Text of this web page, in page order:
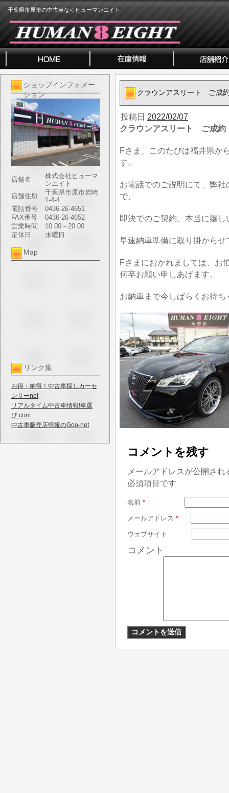
千葉県市原市の中古車ならヒューマンエイト
ショップインフォメー
ション
店舗名
株式会社ヒューマ
ンエイト
店舗住所
千葉県市原市岩崎
1-4-4
電話番号
0436-26-4651
FAX番号
0436-26-4652
営業時間
10:00～20:00
定休日
水曜日
Map
リンク集
お得・納得！中古車探しカーセ
ンサーnet
リアルタイム中古車情報!車選
び.com
中古車販売店情報のGoo-net
クラウンアスリート ご成
投稿日 2022/02/07
クラウンアスリート ご成約
Fさま、このたびは福井県か
す。
お電話でのご説明にて、弊
で、
即決でのご契約、本当に嬉し
早速納車準備に取り掛からせ
Fさまにおかれましては、お
何卒お願い申しあげます。
お納車まで今しばらくお待ち
コメントを残す
メールアドレスが公開さ
必須項目です
名前 *
メールアドレス *
ウェブサイト
コメント